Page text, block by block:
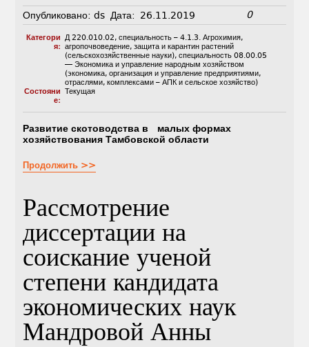
Опубликовано: ds Дата: 26.11.2019 0
Категори
я:
Д 220.010.02, специальность – 4.1.3. Агрохимия,
агропочвоведение, защита и карантин растений
(сельскохозяйственные науки), специальность 08.00.05
— Экономика и управление народным хозяйством
(экономика, организация и управление предприятиями,
отраслями, комплексами – АПК и сельское хозяйство)
Состояни
е:
Текущая
Развитие скотоводства в малых формах
хозяйствования Тамбовской области
Продолжить >>
Рассмотрение
диссертации на
соискание ученой
степени кандидата
экономических наук
Мандровой Анны